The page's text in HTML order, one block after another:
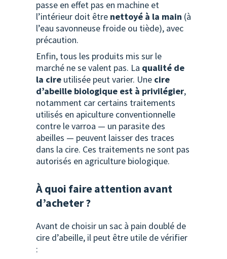
passe en effet pas en machine et
l’intérieur doit être nettoyé à la main (à
l’eau savonneuse froide ou tiède), avec
précaution.
Enfin, tous les produits mis sur le
marché ne se valent pas. La qualité de
la cireutilisée peut varier. Une cire
d’abeille biologique est à privilégier,
notamment car certains traitements
utilisés en apiculture conventionnelle
contre le varroa — un parasite des
abeilles — peuvent laisser des traces
dans la cire. Ces traitements ne sont pas
autorisés en agriculture biologique.
À quoi faire attention avant
d’acheter ?
Avant de choisir un sac à pain doublé de
cire d’abeille, il peut être utile de vérifier
: